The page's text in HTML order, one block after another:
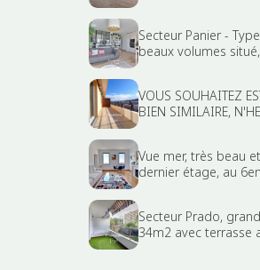
Secteur Panier -
beaux volumes
VOUS SOUHAITEZ
BIEN SIMILAIRE,
Vue mer, très beau
dernier étage, au
Secteur Prado,
34m2 avec terrasse